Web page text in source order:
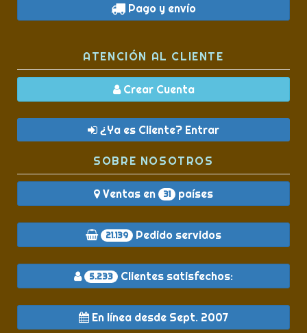
Pago y envío
ATENCIÓN AL CLIENTE
Crear Cuenta
¿Ya es Cliente? Entrar
SOBRE NOSOTROS
Ventas en 31 países
21.139 Pedido servidos
5.233 Clientes satisfechos:
En línea desde Sept. 2007